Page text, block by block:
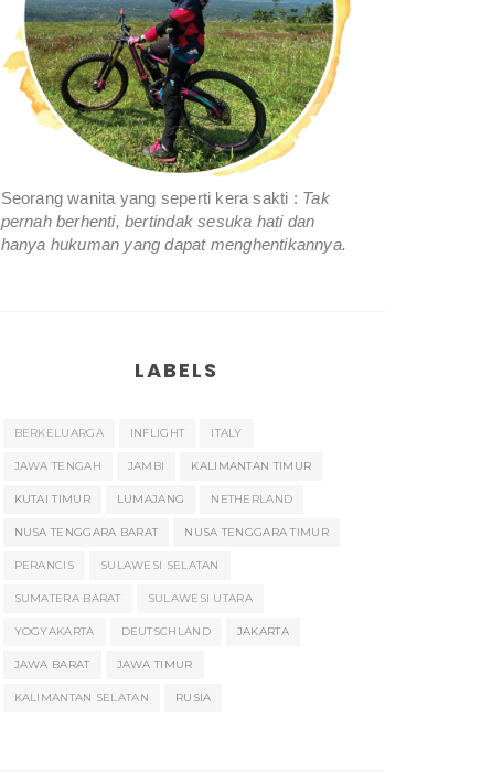
Seorang wanita yang seperti kera sakti : Tak
pernah berhenti, bertindak sesuka hati dan
hanya hukuman yang dapat menghentikannya.
LABELS
BERKELUARGA INFLIGHT ITALY
JAWA TENGAH JAMBI KALIMANTAN TIMUR
KUTAI TIMUR LUMAJANG NETHERLAND
NUSA TENGGARA BARAT NUSA TENGGARA TIMUR
PERANCIS SULAWESI SELATAN
SUMATERA BARAT SULAWESI UTARA
YOGYAKARTA DEUTSCHLAND JAKARTA
JAWA BARAT JAWA TIMUR
KALIMANTAN SELATAN RUSIA